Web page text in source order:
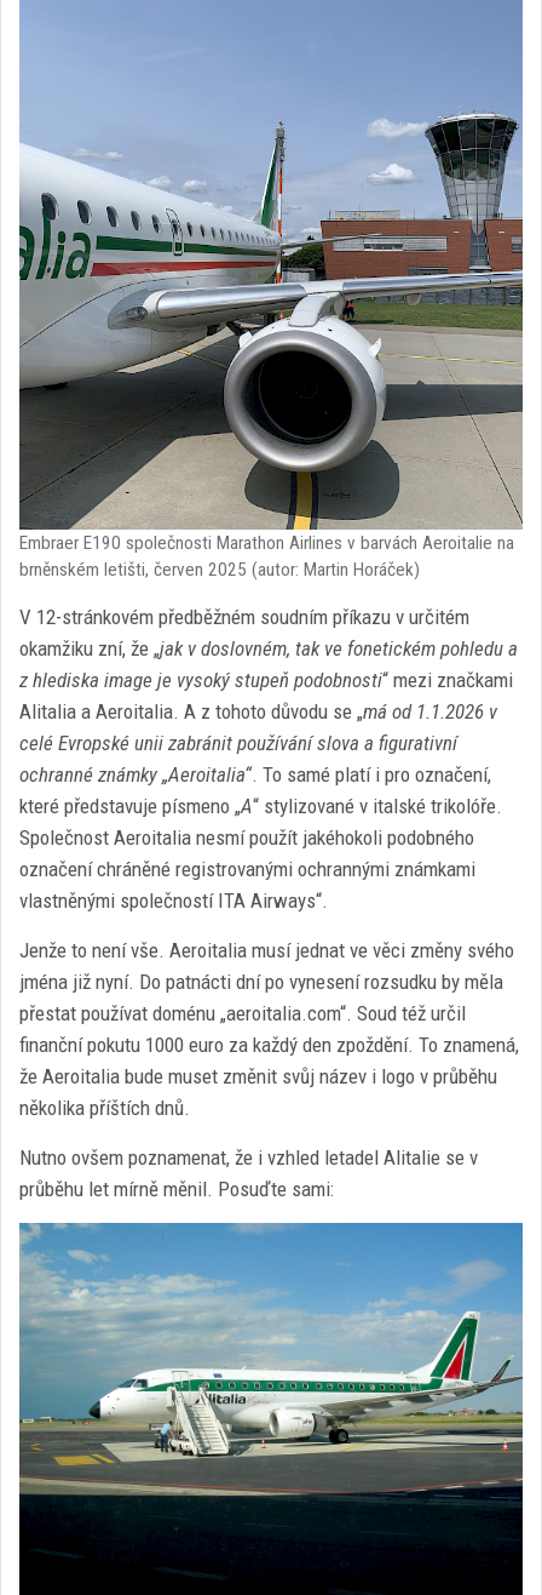
Embraer E190 společnosti Marathon Airlines v barvách Aeroitalie na
brněnském letišti, červen 2025 (autor: Martin Horáček)
V 12-stránkovém předběžném soudním příkazu v určitém
okamžiku zní, že „jak v doslovném, tak ve fonetickém pohledu a
z hlediska image je vysoký stupeň podobnosti“ mezi značkami
Alitalia a Aeroitalia. A z tohoto důvodu se „má od 1.1.2026 v
celé Evropské unii zabránit používání slova a figurativní
ochranné známky „Aeroitalia“. To samé platí i pro označení,
které představuje písmeno „A“ stylizované v italské trikolóře.
Společnost Aeroitalia nesmí použít jakéhokoli podobného
označení chráněné registrovanými ochrannými známkami
vlastněnými společností ITA Airways“.
Jenže to není vše. Aeroitalia musí jednat ve věci změny svého
jména již nyní. Do patnácti dní po vynesení rozsudku by měla
přestat používat doménu „aeroitalia.com“. Soud též určil
finanční pokutu 1000 euro za každý den zpoždění. To znamená,
že Aeroitalia bude muset změnit svůj název i logo v průběhu
několika příštích dnů.
Nutno ovšem poznamenat, že i vzhled letadel Alitalie se v
průběhu let mírně měnil. Posuďte sami: